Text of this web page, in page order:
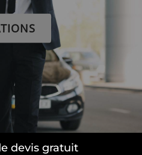
devis gratuit